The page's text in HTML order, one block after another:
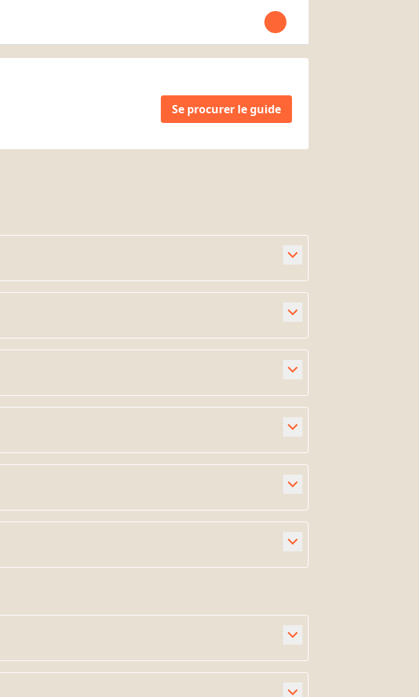
Open user menu
Se procurer le guide